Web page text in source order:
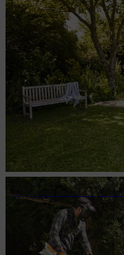
Tipy pro práci s
Letní výbava